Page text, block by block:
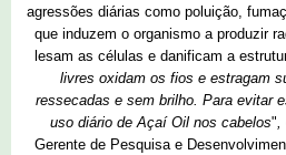
agressões diárias como poluição,
que induzem o organismo a produzir
lesam as células e danificam a
livres oxidam os fios e estragam
ressecadas e sem brilho. Para evitar
uso diário de Açaí Oil nos cabelos",
Gerente de Pesquisa e